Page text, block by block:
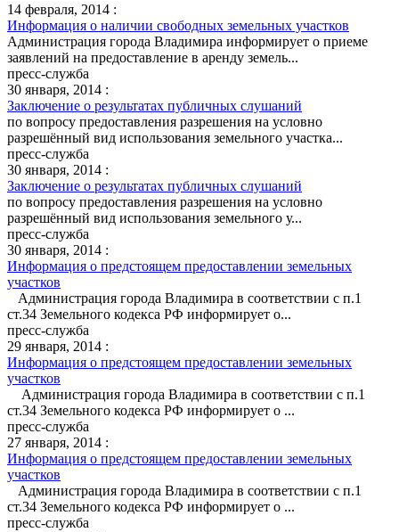
14 февраля, 2014 :
Информация о наличии свободных земельных участков
Администрация города Владимира информирует о приеме
заявлений на предоставление в аренду земель...
пресс-служба
30 января, 2014 :
Заключение о результатах публичных слушаний
по вопросу предоставления разрешения на условно
разрешённый вид использования земельного участка...
пресс-служба
30 января, 2014 :
Заключение о результатах публичных слушаний
по вопросу предоставления разрешения на условно
разрешённый вид использования земельного у...
пресс-служба
30 января, 2014 :
Информация о предстоящем предоставлении земельных
участков
Администрация города Владимира в соответствии с п.1
ст.34 Земельного кодекса РФ информирует о...
пресс-служба
29 января, 2014 :
Информация о предстоящем предоставлении земельных
участков
Администрация города Владимира в соответствии с п.1
ст.34 Земельного кодекса РФ информирует о ...
пресс-служба
27 января, 2014 :
Информация о предстоящем предоставлении земельных
участков
Администрация города Владимира в соответствии с п.1
ст.34 Земельного кодекса РФ информирует о ...
пресс-служба